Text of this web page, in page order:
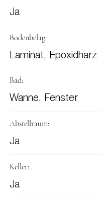
Ja
Bodenbelag:
Laminat, Epoxidharz
Bad:
Wanne, Fenster
Abstellraum:
Ja
Keller:
Ja